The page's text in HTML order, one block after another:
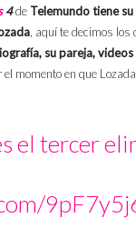
4de Telemundo tiene
, aquí te decimos los
su pareja,
momento en que
el tercer